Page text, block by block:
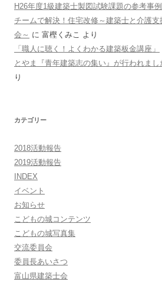
H26年度1級建築士製図試験課題の参考事
チームで解決！住宅改修～建築士と介護
会～ に 富樫くみこ より
「職人に聴く！よくわかる建築板金講座」
とやま『青年建築志の集い』が行われまし
り
カテゴリー
2018活動報告
2019活動報告
INDEX
イベント
お知らせ
こどもの城コンテンツ
こどもの城写真集
交流委員会
委員長あいさつ
富山県建築士会